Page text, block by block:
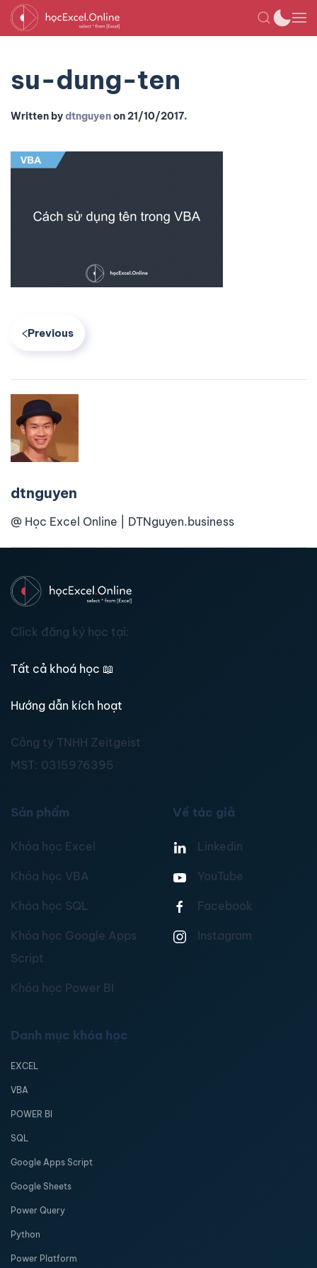
su-dung-ten
Written bydtnguyenon21/10/2017.
Previous
dtnguyen
@ Học Excel Online | DTNguyen.business
Click đăng ký học tại:
Tất cả khoá học 📖
Hướng dẫn kích hoạt
Công ty TNHH Zeitgeist
MST: 0315976395
Sản phẩm
Khóa học Excel
Khóa học VBA
Khóa học SQL
Khóa học Google Apps
Script
Khóa học Power BI
Về tác giả
Linkedin
YouTube
Facebook
Instagram
Danh mục khóa học
EXCEL
VBA
POWER BI
SQL
Google Apps Script
Google Sheets
Power Query
Python
Power Platform